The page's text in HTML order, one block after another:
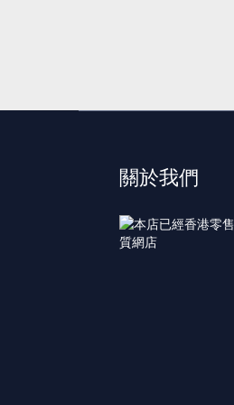
關於我們